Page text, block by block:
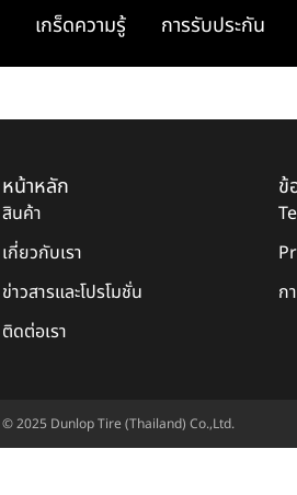
เกร็ดความรู้ การรับประกัน
หน้าหลัก
สินค้า
เกี่ยวกับเรา
ข่าวสารและโปรโมชั่น
ติดต่อเรา
ข้
ก
© 2025 Dunlop Tire (Thailand) Co.,Ltd.